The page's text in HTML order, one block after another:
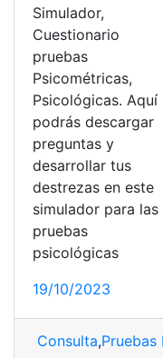
Simulador,
Cuestionario
pruebas
Psicométricas,
Psicológicas. Aquí
podrás descargar
preguntas y
desarrollar tus
destrezas en este
simulador para las
pruebas
psicológicas
19/10/2023
Consulta,Pruebas